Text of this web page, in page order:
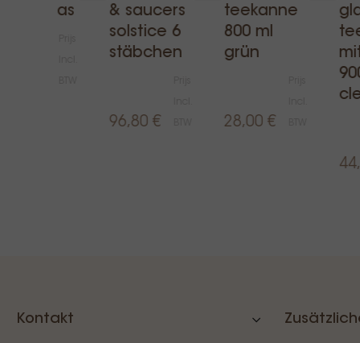
glas
& saucers
solstice 6
stäbchen
96,80 €
teekanne
800 ml
grün
28,00 €
Kontakt